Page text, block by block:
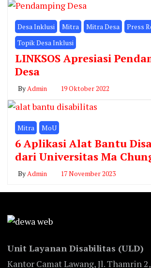
Desa Inklusi Mitra Mitra Desa
Press
Topik Desa Inklusi
LINKSOS Apresiasi
Desa
ByAdmin 19 Oktober 2022
Mitra MoU
6 Aplikasi Alat Bantu
dari Universitas Ma
ByAdmin 17 November 2023
Unit Layanan Disabilitas (ULD)
Kantor Camat Lawang, Jl. Thamrin